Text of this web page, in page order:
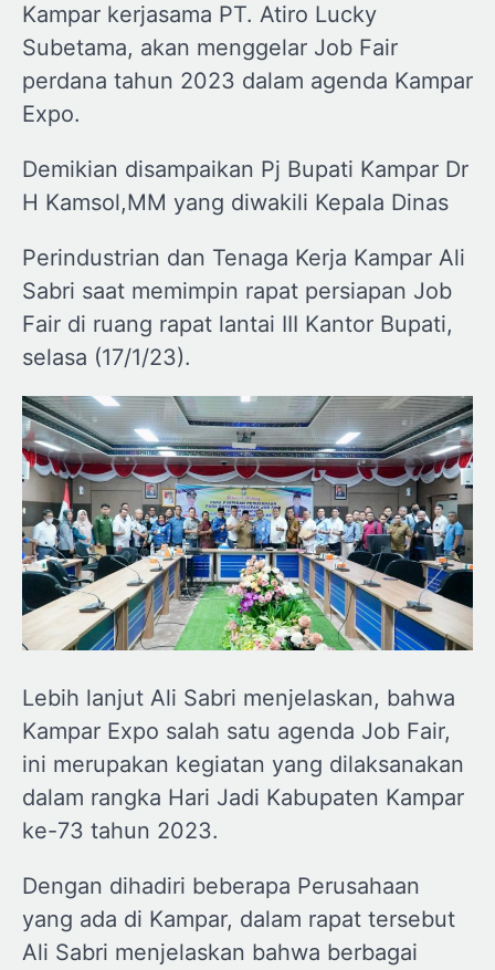
Kampar kerjasama PT. Atiro Lucky
Subetama, akan menggelar Job Fair
perdana tahun 2023 dalam agenda Kampar
Expo.
Demikian disampaikan Pj Bupati Kampar Dr
H Kamsol,MM yang diwakili Kepala Dinas
Perindustrian dan Tenaga Kerja Kampar Ali
Sabri saat memimpin rapat persiapan Job
Fair di ruang rapat lantai III Kantor Bupati,
selasa (17/1/23).
Lebih lanjut Ali Sabri menjelaskan, bahwa
Kampar Expo salah satu agenda Job Fair,
ini merupakan kegiatan yang dilaksanakan
dalam rangka Hari Jadi Kabupaten Kampar
ke-73 tahun 2023.
Dengan dihadiri beberapa Perusahaan
yang ada di Kampar, dalam rapat tersebut
Ali Sabri menjelaskan bahwa berbagai